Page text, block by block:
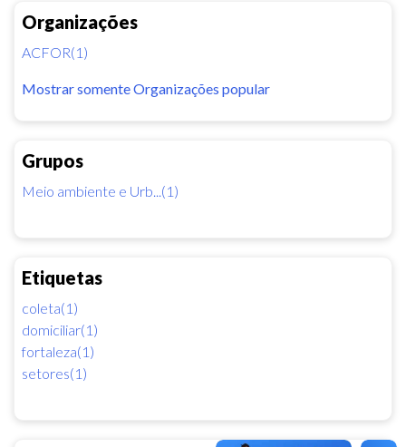
Organizações
ACFOR(1)
Mostrar somente Organizações popular
Grupos
Meio ambiente e Urb...(1)
Etiquetas
coleta(1)
domiciliar(1)
fortaleza(1)
setores(1)